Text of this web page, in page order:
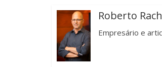
Roberto
Empresário e